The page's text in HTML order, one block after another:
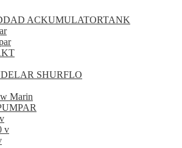
ACKUMULATORTANK
SHURFLO
Marin
v